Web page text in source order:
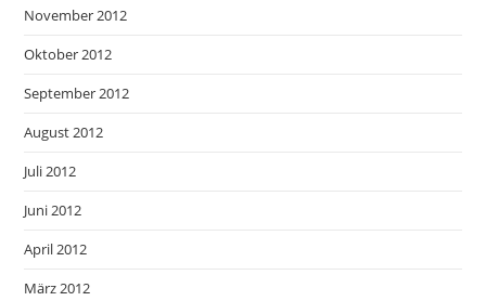
November 2012
Oktober 2012
September 2012
August 2012
Juli 2012
Juni 2012
April 2012
März 2012